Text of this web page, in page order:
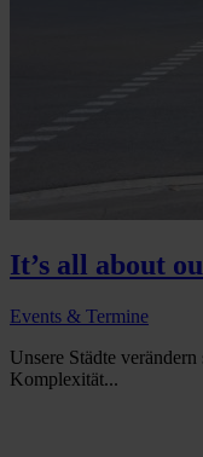
It’s all about
Events & Termine
Unsere Städte
Komplexität...